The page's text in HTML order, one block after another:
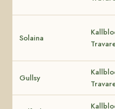
Solaina
Gullsy